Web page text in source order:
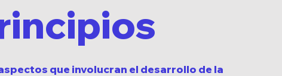
que involucran el desarrollo de la